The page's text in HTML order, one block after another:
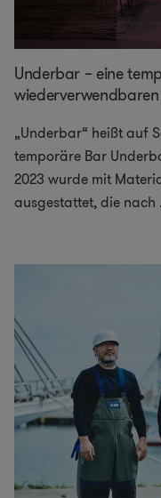
Underbar – eine
„Underbar“ heißt auf
temporäre Bar
2023 wurde mit
ausgestattet, die nach